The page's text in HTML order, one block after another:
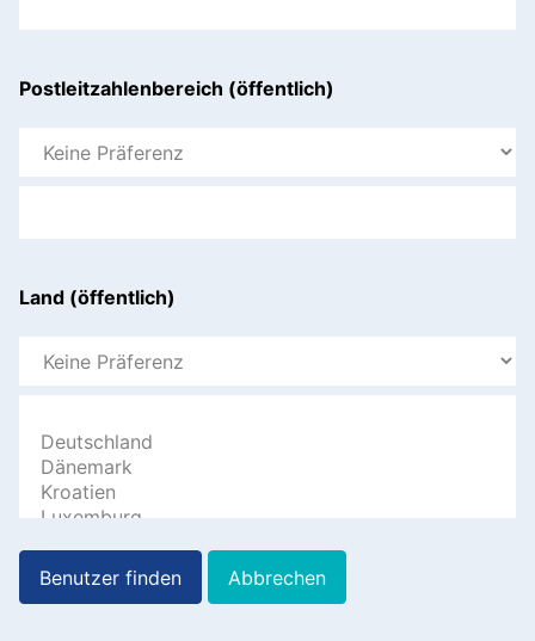
Postleitzahlenbereich (öffentlich)
Land (öffentlich)